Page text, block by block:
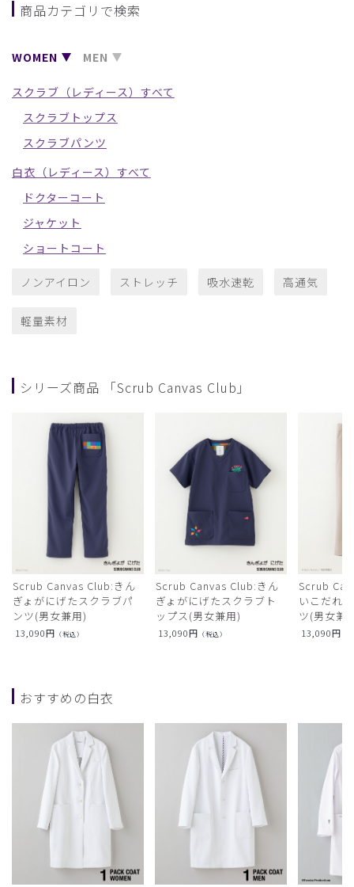
商品カテゴリで検索
WOMEN MEN
スクラブ（レディース）すべて
スクラブトップス
スクラブパンツ
白衣（レディース）すべて
ドクターコート
ジャケット
ショートコート
ノンアイロン ストレッチ 吸水速乾 高通気
軽量素材
シリーズ商品 「Scrub Canvas Club」
Scrub Canvas Club:きん
ぎょがにげたスクラブパ
ンツ(男女兼用)
13,090円 （税込）
Scrub Canvas Club:きん
ぎょがにげたスクラブト
ップス(男女兼用)
13,090円 （税込）
Scrub
いこだれ
ツ(男女兼
13,090円
おすすめの白衣